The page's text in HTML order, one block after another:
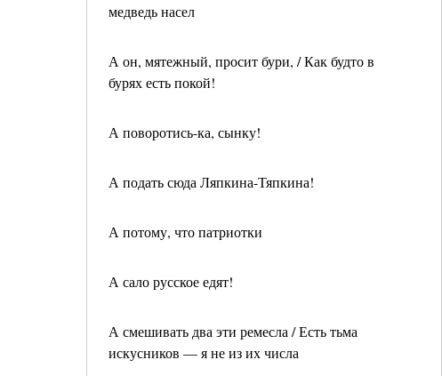
медведь насел
А он, мятежный, просит бури, / Как будто в
бурях есть покой!
А поворотись-ка, сынку!
А подать сюда Ляпкина-Тяпкина!
А потому, что патриотки
А сало русское едят!
А смешивать два эти ремесла / Есть тьма
искусников — я не из их числа